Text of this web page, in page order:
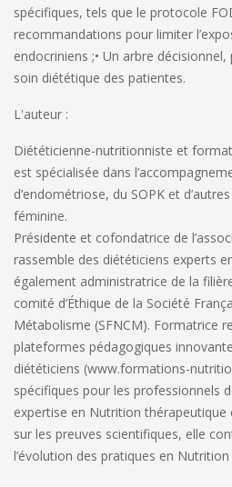
spécifiques, tels que le protocole
recommandations pour limiter
endocriniens ;• Un arbre
soin diététique des patientes.
L'auteur :
Diététicienne-nutritionniste et
est spécialisée dans
d’endométriose, du SOPK et
féminine.
Présidente et cofondatrice de
rassemble des diététiciens experts
également administratrice de la
comité d’Éthique de la Société
Métabolisme (SFNCM). Formatrice
plateformes pédagogiques
diététiciens (www.formations-
spécifiques pour les professionnels
expertise en Nutrition thérapeutique
sur les preuves scientifiques, elle
l’évolution des pratiques en